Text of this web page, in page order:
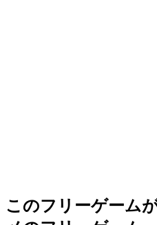
このフリーゲーム